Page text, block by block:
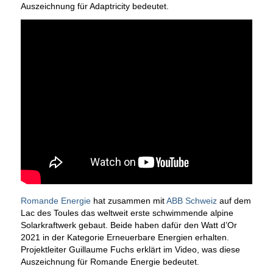
Auszeichnung für Adaptricity bedeutet.
Romande Energiehat zusammen mitABB Schweizauf dem
Lac des Toules das weltweit erste schwimmende alpine
Solarkraftwerk gebaut. Beide haben dafür den Watt d’Or
2021 in der Kategorie Erneuerbare Energien erhalten.
Projektleiter Guillaume Fuchs erklärt im Video, was diese
Auszeichnung für Romande Energie bedeutet.